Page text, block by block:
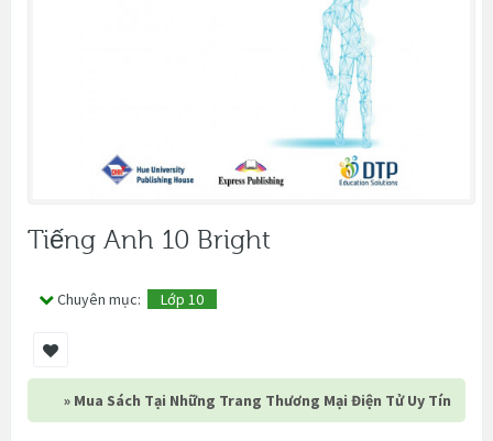
Tiếng Anh 10 Bright
Chuyên mục: Lớp 10
» Mua Sách Tại Những Trang Thương Mại Điện Tử Uy Tín